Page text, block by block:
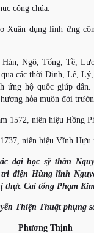
công chúa.
Xuân dụng linh ứng
Ngô, Tống, Tề,
các thời Đinh, Lê,
ứng hộ quốc giúp
hỏa muôn đời
1572, niên hiệu Hồng
niên hiệu Vĩnh Hựu
đại học sỹ thần
điện Hùng lĩnh
thực Cai tổng Phạm
Thiện Thuật phụng
Phương Thịnh